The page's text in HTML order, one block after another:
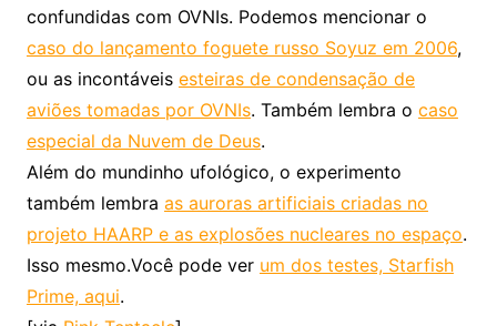
confundidas com OVNIs. Podemos mencionar o
caso do lançamento foguete russo Soyuz em 2006,
ou as incontáveis esteiras de condensação de
aviões tomadas por OVNIs. Também lembra o caso
especial da Nuvem de Deus.
Além do mundinho ufológico, o experimento
também lembra as auroras artificiais criadas no
projeto HAARP e as explosões nucleares no espaço.
Isso mesmo.Você pode ver um dos testes, Starfish
Prime, aqui.